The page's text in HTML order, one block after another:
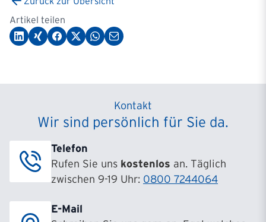
Artikel teilen
Kontakt
Wir sind persönlich für Sie da.
Telefon
Rufen Sie uns kostenlos an. Täglich
zwischen 9-19 Uhr: 0800 7244064
E-Mail